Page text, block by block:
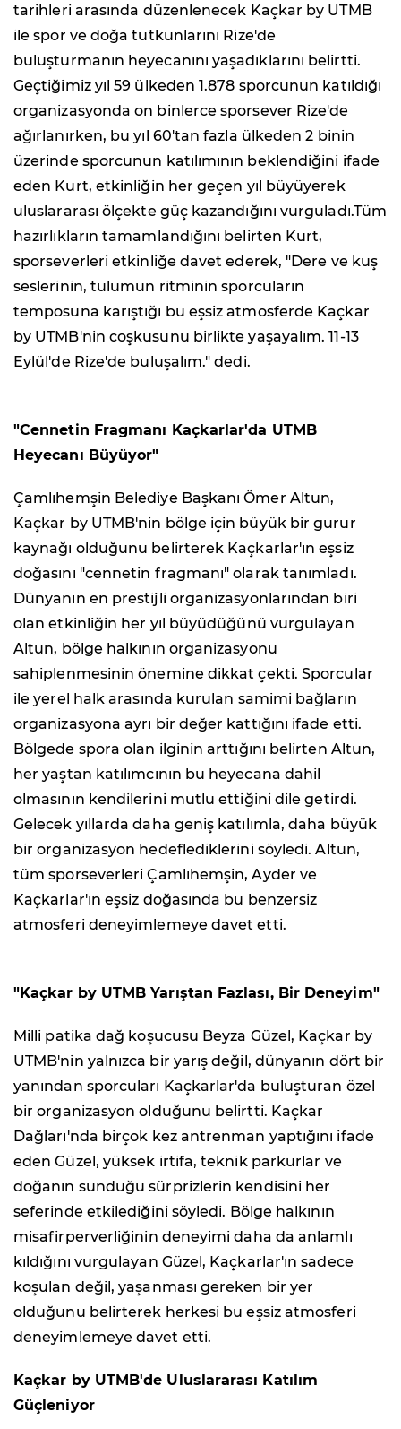
tarihleri arasında düzenlenecek Kaçkar by UTMB
ile spor ve doğa tutkunlarını Rize'de
buluşturmanın heyecanını yaşadıklarını belirtti.
Geçtiğimiz yıl 59 ülkeden 1.878 sporcunun katıldığı
organizasyonda on binlerce sporsever Rize'de
ağırlanırken, bu yıl 60'tan fazla ülkeden 2 binin
üzerinde sporcunun katılımının beklendiğini ifade
eden Kurt, etkinliğin her geçen yıl büyüyerek
uluslararası ölçekte güç kazandığını vurguladı.Tüm
hazırlıkların tamamlandığını belirten Kurt,
sporseverleri etkinliğe davet ederek, "Dere ve kuş
seslerinin, tulumun ritminin sporcuların
temposuna karıştığı bu eşsiz atmosferde Kaçkar
by UTMB'nin coşkusunu birlikte yaşayalım. 11-13
Eylül'de Rize'de buluşalım." dedi.
"Cennetin Fragmanı Kaçkarlar'da UTMB
Heyecanı Büyüyor"
Çamlıhemşin Belediye Başkanı Ömer Altun,
Kaçkar by UTMB'nin bölge için büyük bir gurur
kaynağı olduğunu belirterek Kaçkarlar'ın eşsiz
doğasını "cennetin fragmanı" olarak tanımladı.
Dünyanın en prestijli organizasyonlarından biri
olan etkinliğin her yıl büyüdüğünü vurgulayan
Altun, bölge halkının organizasyonu
sahiplenmesinin önemine dikkat çekti. Sporcular
ile yerel halk arasında kurulan samimi bağların
organizasyona ayrı bir değer kattığını ifade etti.
Bölgede spora olan ilginin arttığını belirten Altun,
her yaştan katılımcının bu heyecana dahil
olmasının kendilerini mutlu ettiğini dile getirdi.
Gelecek yıllarda daha geniş katılımla, daha büyük
bir organizasyon hedeflediklerini söyledi. Altun,
tüm sporseverleri Çamlıhemşin, Ayder ve
Kaçkarlar'ın eşsiz doğasında bu benzersiz
atmosferi deneyimlemeye davet etti.
"Kaçkar by UTMB Yarıştan Fazlası, Bir Deneyim"
Milli patika dağ koşucusu Beyza Güzel, Kaçkar by
UTMB'nin yalnızca bir yarış değil, dünyanın dört bir
yanından sporcuları Kaçkarlar'da buluşturan özel
bir organizasyon olduğunu belirtti. Kaçkar
Dağları'nda birçok kez antrenman yaptığını ifade
eden Güzel, yüksek irtifa, teknik parkurlar ve
doğanın sunduğu sürprizlerin kendisini her
seferinde etkilediğini söyledi. Bölge halkının
misafirperverliğinin deneyimi daha da anlamlı
kıldığını vurgulayan Güzel, Kaçkarlar'ın sadece
koşulan değil, yaşanması gereken bir yer
olduğunu belirterek herkesi bu eşsiz atmosferi
deneyimlemeye davet etti.
Kaçkar by UTMB'de Uluslararası Katılım
Güçleniyor